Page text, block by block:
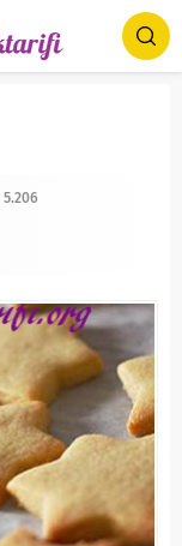
5.206